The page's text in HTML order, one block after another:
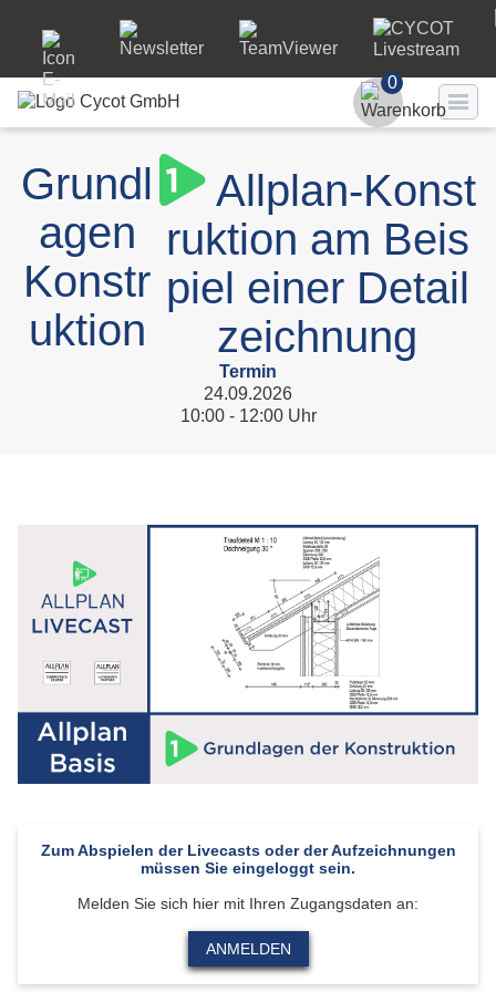
Passwort
0
Grundl
agen
Konstr
uktion
Allplan-Konst
ruktion am Beis
piel einer Detail
zeichnung
Termin
24.09.2026
10:00 - 12:00 Uhr
Zum Abspielen der Livecasts oder der Aufzeichnungen
müssen Sie eingeloggt sein.
Melden Sie sich hier mit Ihren Zugangsdaten an:
ANMELDEN